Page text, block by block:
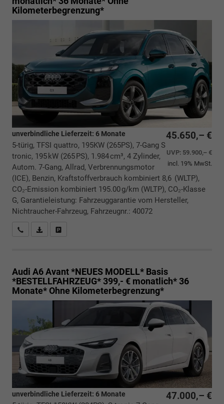
Kilometerbegrenzung*
45.650,– €
UVP: 59.900,– €
incl. 19% MwSt.
unverbindliche Lieferzeit: 6 Monate
5-türig, TFSI quattro, 195KW (265PS), 7-Gang S
tronic, 195 kW (265 PS), 1.984 cm³, 4 Zylinder,
Autom. 7-Gang, Allrad, Verbrennungsmotor
(ICE), Benzin, Kraftstoffverbrauch kombiniert 8,6 (WLTP),
CO₂-Emission kombiniert 195.00 g/km (WLTP), CO₂-Klasse
G, Garantieleistung: Fahrzeuggarantie vom Hersteller,
Nichtraucher-Fahrzeug, Fahrzeugnr.: 40072
Rückrufbitte absenden
PDF-Datei, Fahrzeugexposé drucken
Audi A6 Avant *NEUES MODELL* Basis
*BESTELLFAHRZEUG* 399,- € monatlich* 36
Monate* Ohne Kilometerbegrenzung*
47.000,– €
unverbindliche Lieferzeit: 6 Monate